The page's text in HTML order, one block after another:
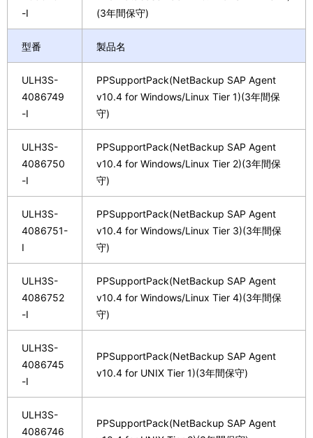
-I
(3年間保守)
型番 製品名
ULH3S-
4086749
-I
PPSupportPack(NetBackup SAP Agent
v10.4 for Windows/Linux Tier 1)(3年間保
守)
ULH3S-
4086750
-I
PPSupportPack(NetBackup SAP Agent
v10.4 for Windows/Linux Tier 2)(3年間保
守)
ULH3S-
4086751-
I
PPSupportPack(NetBackup SAP Agent
v10.4 for Windows/Linux Tier 3)(3年間保
守)
ULH3S-
4086752
-I
PPSupportPack(NetBackup SAP Agent
v10.4 for Windows/Linux Tier 4)(3年間保
守)
ULH3S-
4086745
-I
PPSupportPack(NetBackup SAP Agent
v10.4 for UNIX Tier 1)(3年間保守)
ULH3S-
4086746
PPSupportPack(NetBackup SAP Agent